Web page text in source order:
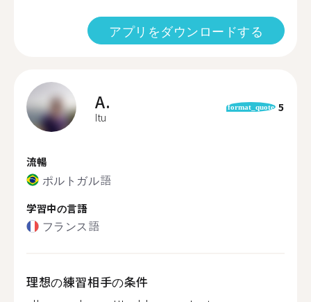
アプリをダウンロードする
A.
Itu
format_quote 5
流暢
ポルトガル語
学習中の言語
フランス語
理想の練習相手の条件